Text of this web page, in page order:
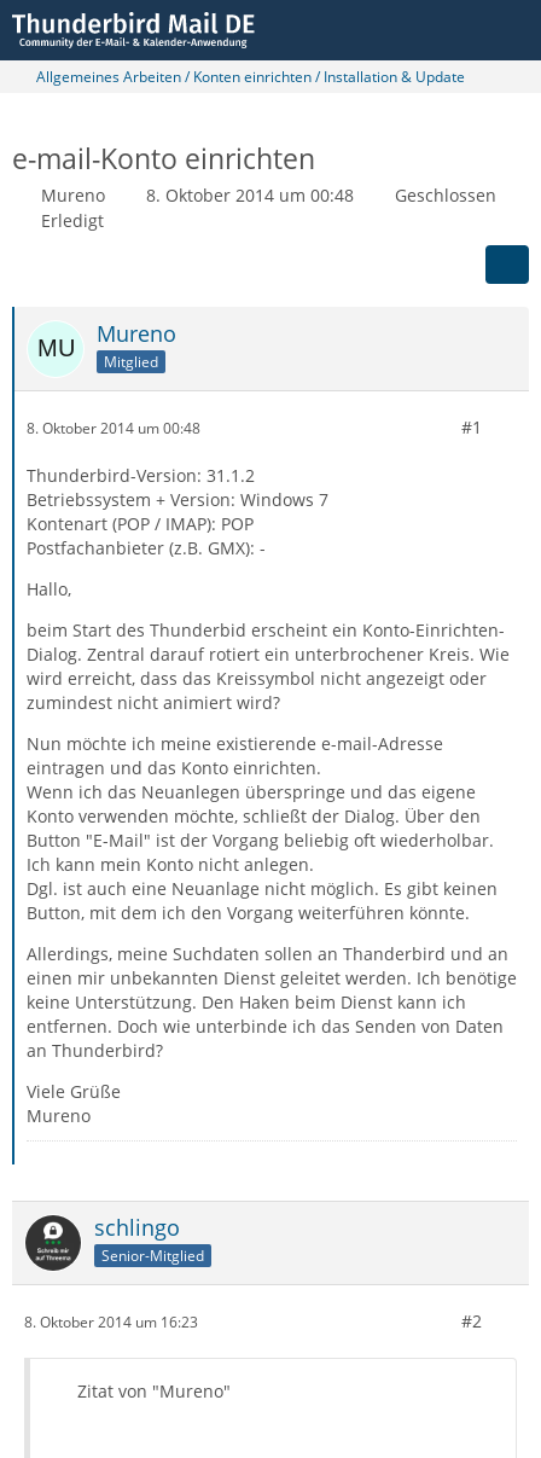
Allgemeines Arbeiten / Konten einrichten / Installation & Update
e-mail-Konto einrichten
Mureno 8. Oktober 2014 um 00:48
Geschlossen
Erledigt
Mureno
Mitglied
8. Oktober 2014 um 00:48 #1
Thunderbird-Version: 31.1.2
Betriebssystem + Version: Windows 7
Kontenart (POP / IMAP): POP
Postfachanbieter (z.B. GMX): -
Hallo,
beim Start des Thunderbid erscheint ein Konto-Einrichten-
Dialog. Zentral darauf rotiert ein unterbrochener Kreis. Wie
wird erreicht, dass das Kreissymbol nicht angezeigt oder
zumindest nicht animiert wird?
Nun möchte ich meine existierende e-mail-Adresse
eintragen und das Konto einrichten.
Wenn ich das Neuanlegen überspringe und das eigene
Konto verwenden möchte, schließt der Dialog. Über den
Button "E-Mail" ist der Vorgang beliebig oft wiederholbar.
Ich kann mein Konto nicht anlegen.
Dgl. ist auch eine Neuanlage nicht möglich. Es gibt keinen
Button, mit dem ich den Vorgang weiterführen könnte.
Allerdings, meine Suchdaten sollen an Thanderbird und an
einen mir unbekannten Dienst geleitet werden. Ich benötige
keine Unterstützung. Den Haken beim Dienst kann ich
entfernen. Doch wie unterbinde ich das Senden von Daten
an Thunderbird?
Viele Grüße
Mureno
schlingo
Senior-Mitglied
8. Oktober 2014 um 16:23 #2
Zitat von "Mureno"